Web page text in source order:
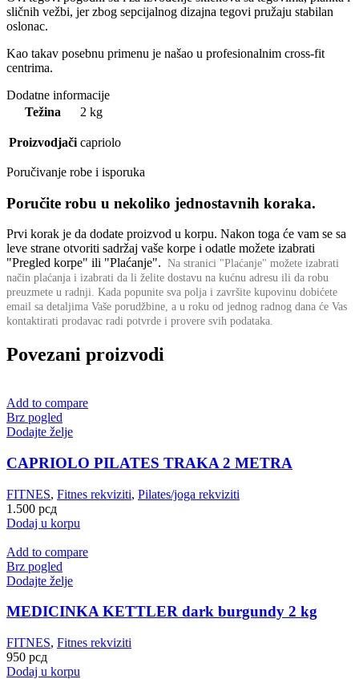
sličnih vežbi, jer zbog sepcijalnog dizajna tegovi pružaju stabilan
oslonac.
Kao takav posebnu primenu je našao u profesionalnim cross-fit
centrima.
Dodatne informacije
Težina
2 kg
Proizvodjači capriolo
Poručivanje robe i isporuka
Poručite robu u nekoliko jednostavnih koraka.
Prvi korak je da dodate proizvod u korpu. Nakon toga će vam se sa
leve strane otvoriti sadržaj vaše korpe i odatle možete izabrati
"Pregled korpe" ili "Plaćanje". Na stranici "Plaćanje" možete izabrati
način plaćanja i izabrati da li želite dostavu na kućnu adresu ili da robu
preuzmete u radnji. Kada popunite sva polja i završite kupovinu dobićete
email sa detaljima Vaše porudžbine, a u roku od jednog radnog dana će Vas
kontaktirati prodavac radi potvrde i provere svih podataka.
Povezani proizvodi
Add to compare
Brz pogled
Dodajte želje
CAPRIOLO PILATES TRAKA 2 METRA
FITNES, Fitnes rekviziti, Pilates/joga rekviziti
1.500 рсд
Dodaj u korpu
Add to compare
Brz pogled
Dodajte želje
MEDICINKA KETTLER dark burgundy 2 kg
FITNES, Fitnes rekviziti
950 рсд
Dodaj u korpu